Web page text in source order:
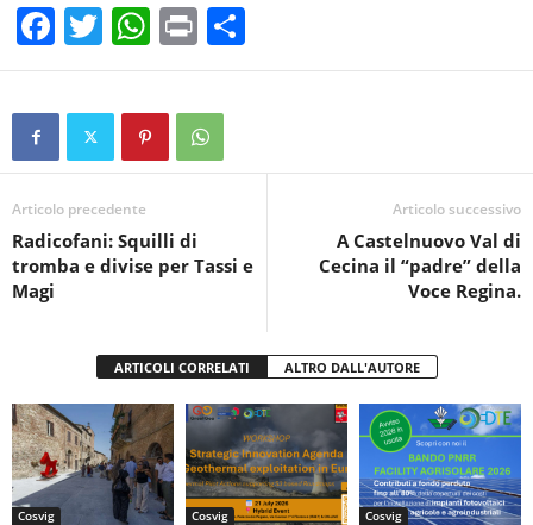
F
a
c
b
o
o
T
wi
tt
W
h
at
s
A
p
Pr
in
t
o
vi
Articolo precedente
Radicofani: Squilli di
tromba e divise per Tassi e
Magi
Articolo successivo
A Castelnuovo Val di
Cecina il “padre” della
Voce Regina.
ARTICOLI CORRELATI ALTRO DALL'AUTORE
Cosvig Cosvig Cosvig